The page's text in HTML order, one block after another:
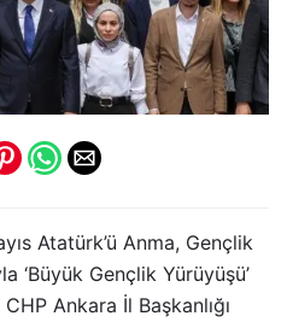
Atatürk’ü Anma, Gençlik
‘Büyük Gençlik Yürüyüşü’
Ankara İl Başkanlığı